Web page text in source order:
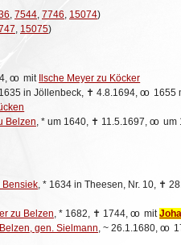
, 7544, 7746, 15074)
, 15075)
oo mit Ilsche Meyer zu Köcker
in Jöllenbeck, ✝ 4.8.1694, oo 1655
Belzen * um 1640, ✝ 11.5.1697, oo um
Bensiek,* 1634 in Theesen, Nr. 10, ✝
zu Belzen, * 1682, ✝ 1744, oo mit
gen. Sielmann, ~ 26.1.1680, oo